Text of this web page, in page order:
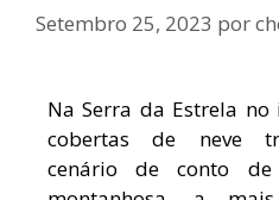
Setembro 25, 2023 por
Na Serra da Estrela no
cobertas de neve
cenário de conto